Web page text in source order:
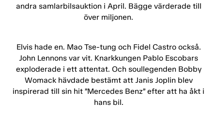
andra samlarbilsauktion i April. Bägge värderade till
över miljonen.
Elvis hade en. Mao Tse-tung och Fidel Castro också.
John Lennons var vit. Knarkkungen Pablo Escobars
exploderade i ett attentat. Och soullegenden Bobby
Womack hävdade bestämt att Janis Joplin blev
inspirerad till sin hit ”Mercedes Benz” efter att ha åkt i
hans bil.